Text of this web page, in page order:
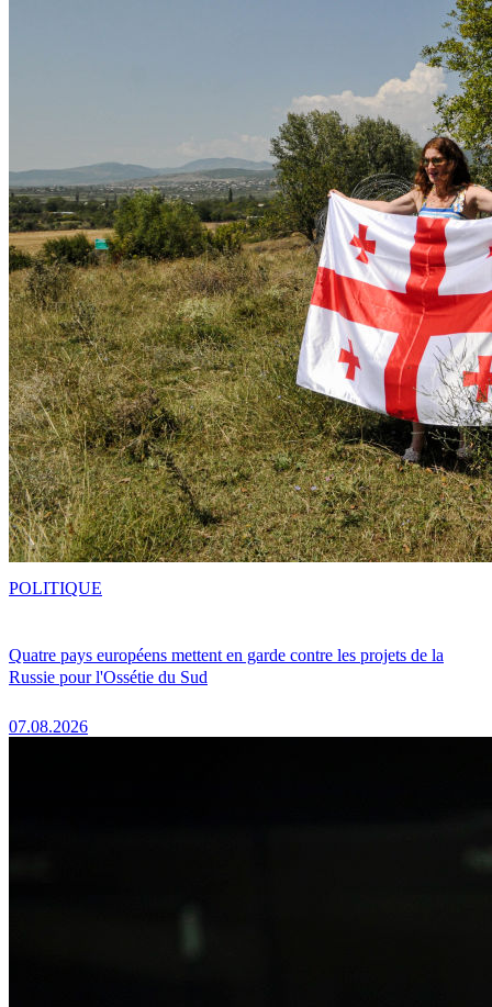
Quatre pays européens mettent en garde contre les projets de la
Russie pour l'Ossétie du Sud
07.08.2026
POLITIQUE